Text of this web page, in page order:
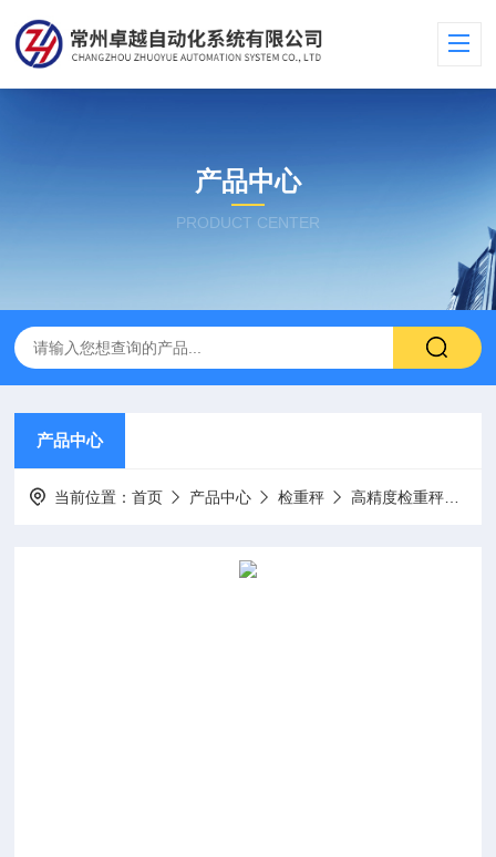
产品中心
PRODUCT CENTER
产品中心
当前位置：首页 产品中心 检重秤 高精度检重秤